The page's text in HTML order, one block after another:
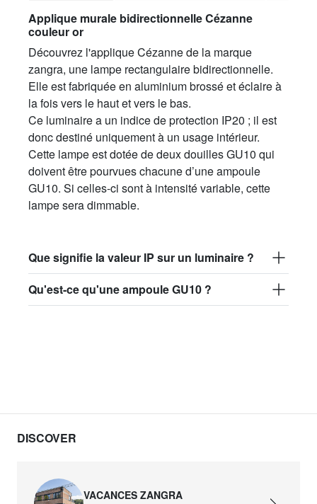
Applique murale bidirectionnelleCézanne
couleur or
Découvrez l'applique Cézanne de la marque
zangra, une lampe rectangulaire bidirectionnelle.
Elle est fabriquée en aluminium brossé et éclaire à
la fois vers le haut et vers le bas.
Ce luminaire a un indice de protection IP20 ; il est
donc destiné uniquement à un usage intérieur.
Cette lampe est dotée de deux douilles GU10 qui
doivent être pourvues chacune d’une ampoule
GU10. Si celles-ci sont à intensité variable, cette
lampe sera dimmable.
Que signifie la valeur IP sur un luminaire ?
Qu'est-ce qu'une ampoule GU10 ?
DISCOVER
VACANCES ZANGRA